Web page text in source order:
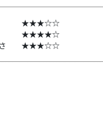
★★★☆☆
力 ★★★★☆
さ ★★★☆☆